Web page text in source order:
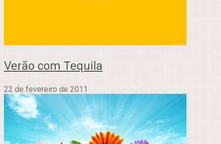
Verão com Tequila
22 de fevereiro de 2011